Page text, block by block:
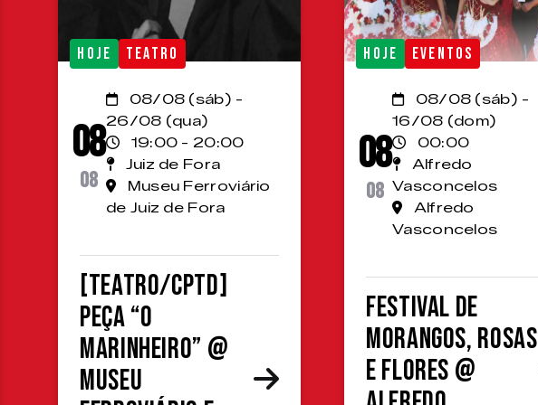
HOJE TEATRO
08
08
08/08 (sáb) -
26/08 (qua)
19:00 - 20:00
Juiz de Fora
Museu Ferroviário
de Juiz de Fora
[TEATRO/CPTD]
Peça “O
Marinheiro” @
Museu
HOJE EVENTOS
08
08
08/08 (sáb) -
16/08 (dom)
00:00
Alfredo
Vasconcelos
Alfredo
Vasconcelos
Festival de
Morangos, Rosas
e Flores @